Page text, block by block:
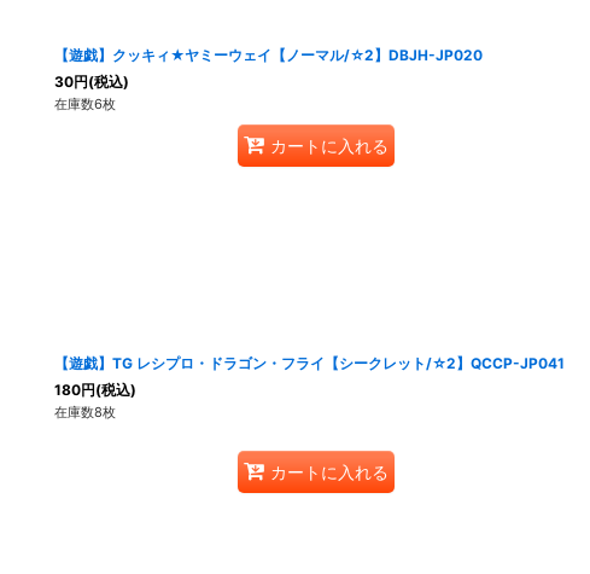
【遊戯】クッキィ★ヤミーウェイ【ノーマル/☆2】DBJH-JP020
30円(税込)
在庫数6枚
カートに入れる
【遊戯】TG レシプロ・ドラゴン・フライ【シークレット/☆2】QCCP-JP041
180円(税込)
在庫数8枚
カートに入れる